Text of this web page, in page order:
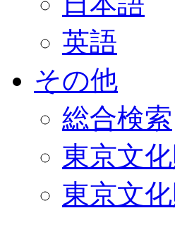
英語
その他
総合検索
東京文
東京文